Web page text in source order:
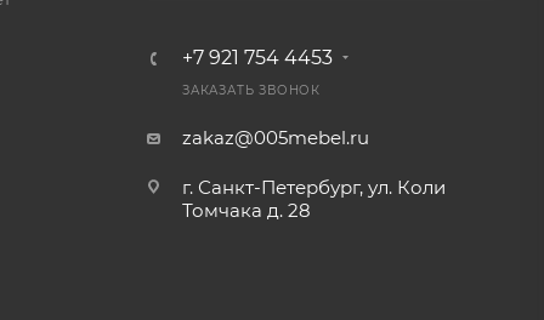
+7 921 754 4453
ЗАКАЗАТЬ ЗВОНОК
zakaz@005mebel.ru
г. Санкт-Петербург, ул. Коли
Томчака д. 28